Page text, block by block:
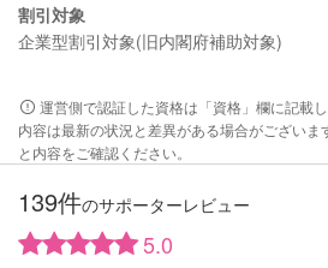
割引対象
企業型割引対象(旧内閣府補助対象)
運営側で認証した資格は「資格」欄に記載
内容は最新の状況と差異がある場合がござい
と内容をご確認ください。
139件のサポーターレビュー
5.0